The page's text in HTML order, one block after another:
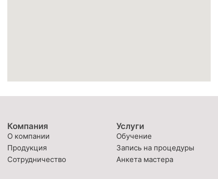
Компания
О компании
Продукция
Сотрудничество
Услуги
Обучение
Запись на процедуры
Анкета мастера